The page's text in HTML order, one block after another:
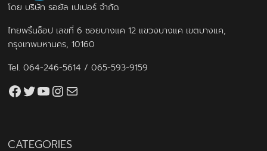
โดย บริษัท รอยัล เปเปอร์ จำกัด
ไทยพริ้นช็อป เลขที่ 6 ซอยบางแค 12 แขวงบางแค เขตบางแค,
กรุงเทพมหานคร, 10160
Tel.064-246-5614 /065-593-9159
Facebook
Twitter
YouTube
Instagram
thaiprintshop.aw@gmail.com
CATEGORIES